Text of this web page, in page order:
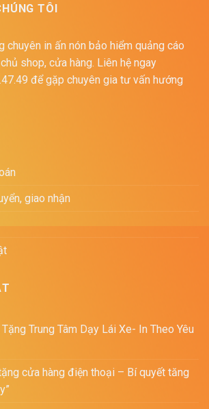
TÔI
chuyên in ấn nón bảo hiểm quảng cáo
shop, cửa hàng. Liên hệ ngay
để gặp chuyên gia tư vấn hướng
giao nhận
Trung Tâm Dạy Lái Xe- In Theo Yêu
cửa hàng điện thoại – Bí quyết tăng